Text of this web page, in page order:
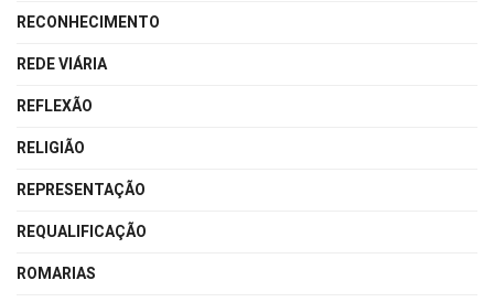
RECONHECIMENTO
REDE VIÁRIA
REFLEXÃO
RELIGIÃO
REPRESENTAÇÃO
REQUALIFICAÇÃO
ROMARIAS